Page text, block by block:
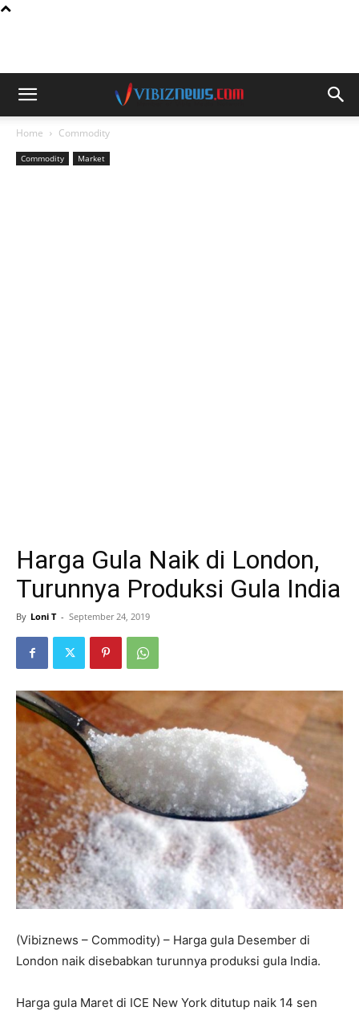
Home Commodity
Commodity Market
Harga Gula Naik di London,
Turunnya Produksi Gula India
By Loni T - September 24, 2019
(Vibiznews – Commodity) – Harga gula Desember di
London naik disebabkan turunnya produksi gula India.
Harga gula Maret di ICE New York ditutup naik 14 sen